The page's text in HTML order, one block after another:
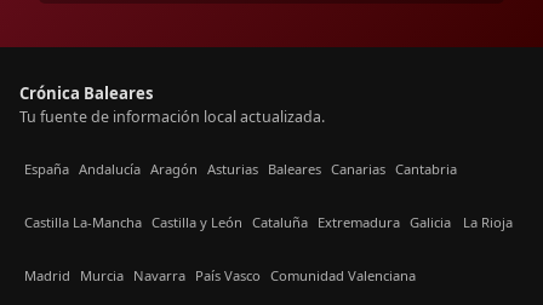
Crónica Baleares
Tu fuente de información local actualizada.
España Andalucía Aragón Asturias Baleares Canarias Cantabria
Castilla La-Mancha Castilla y León Cataluña Extremadura Galicia La Rioja
Madrid Murcia Navarra País Vasco Comunidad Valenciana